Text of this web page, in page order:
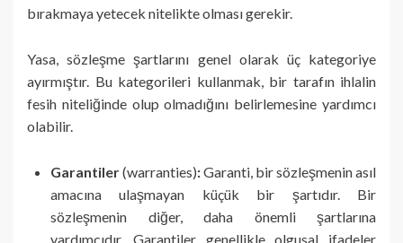
bırakmaya yetecek nitelikte olması gerekir.
Yasa, sözleşme şartlarını genel olarak üç kategoriye
ayırmıştır. Bu kategorileri kullanmak, bir tarafın ihlalin
fesih niteliğinde olup olmadığını belirlemesine yardımcı
olabilir.
Garantiler(warranties):Garanti, bir sözleşmenin asıl
amacına ulaşmayan küçük bir şartıdır. Bir
sözleşmenin diğer, daha önemli şartlarına
yardımcıdır. Garantiler genellikle olgusal ifadeler